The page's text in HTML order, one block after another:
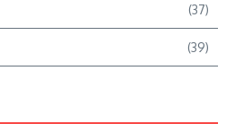
(37)
(39)